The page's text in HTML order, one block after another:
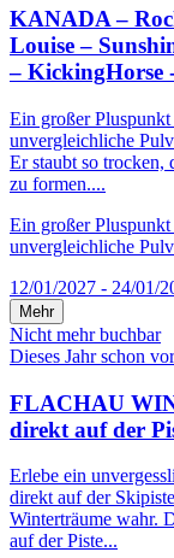
KANADA –
Louise –
– KickingHorse
Ein großer
unvergleichliche
Er staubt so trocken,
zu formen....
Ein großer
unvergleichliche
12/01/2027 - 24/01/
Mehr
Nicht mehr buchbar
Dieses Jahr schon
FLACHAU
direkt auf der
Erlebe ein
direkt auf der
Winterträume wahr.
auf der Piste...